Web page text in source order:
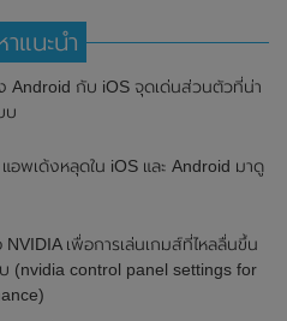
าแนะนำ
Android กับ iOS จุดเด่นส่วนตัวที่น่า
บ
อพเด้งหลุดใน iOS และ Android มาดู
เพื่อการเล่นเกมส์ที่ไหลลื่นขึ้น
(nvidia control panel settings for